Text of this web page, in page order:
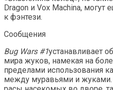
Dragon и Vox Machina, могут
к фэнтези.
Сообщения
Bug Wars #1устанавливает
мира жуков, намекая на
пределами использования
между муравьями и жуками.